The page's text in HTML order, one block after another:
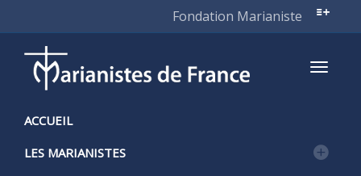
Fondation Marianiste
ACCUEIL
LES MARIANISTES